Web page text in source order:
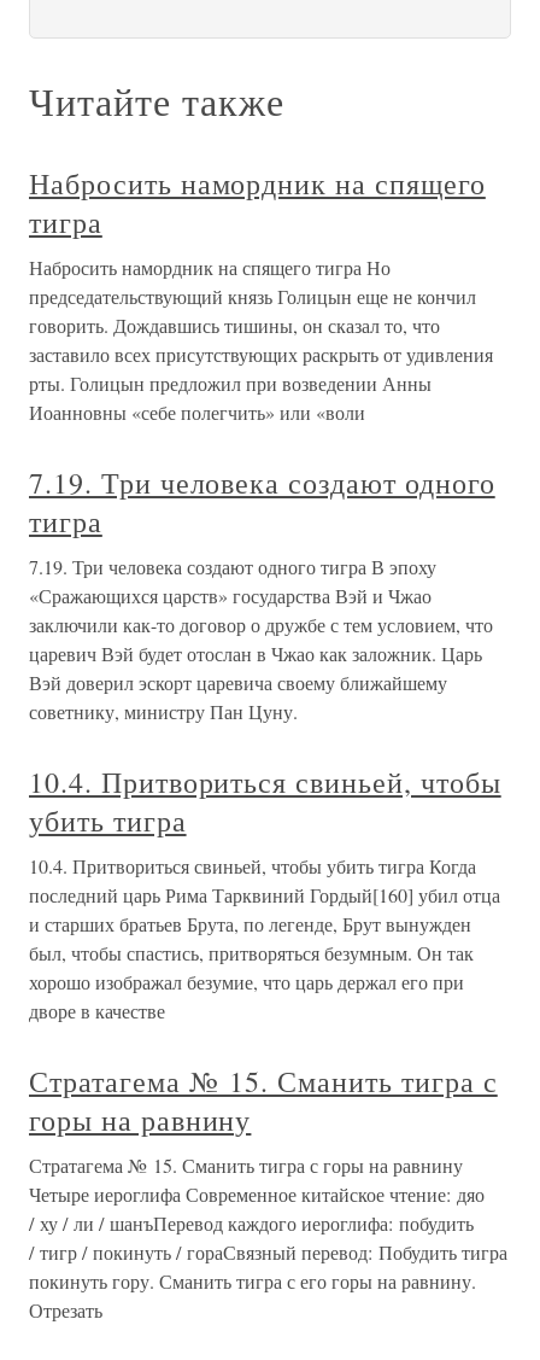
Читайте также
Набросить намордник на спящего
тигра
Набросить намордник на спящего тигра Но
председательствующий князь Голицын еще не кончил
говорить. Дождавшись тишины, он сказал то, что
заставило всех присутствующих раскрыть от удивления
рты. Голицын предложил при возведении Анны
Иоанновны «себе полегчить» или «воли
7.19. Три человека создают одного
тигра
7.19. Три человека создают одного тигра В эпоху
«Сражающихся царств» государства Вэй и Чжао
заключили как-то договор о дружбе с тем условием, что
царевич Вэй будет отослан в Чжао как заложник. Царь
Вэй доверил эскорт царевича своему ближайшему
советнику, министру Пан Цуну.
10.4. Притвориться свиньей, чтобы
убить тигра
10.4. Притвориться свиньей, чтобы убить тигра Когда
последний царь Рима Тарквиний Гордый[160] убил отца
и старших братьев Брута, по легенде, Брут вынужден
был, чтобы спастись, притворяться безумным. Он так
хорошо изображал безумие, что царь держал его при
дворе в качестве
Стратагема № 15. Сманить тигра с
горы на равнину
Стратагема № 15. Сманить тигра с горы на равнину
Четыре иероглифа Современное китайское чтение: дяо
/ ху / ли / шанъПеревод каждого иероглифа: побудить
/ тигр / покинуть / гораСвязный перевод: Побудить тигра
покинуть гору. Сманить тигра с его горы на равнину.
Отрезать